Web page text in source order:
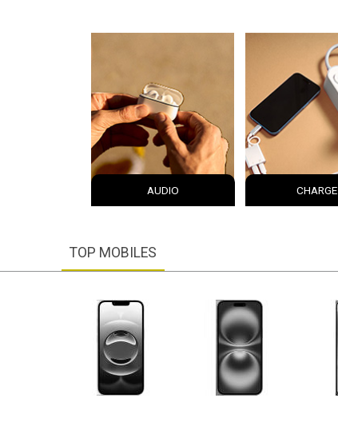
AUDIO CHARGE
TOP MOBILES